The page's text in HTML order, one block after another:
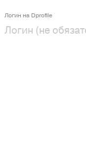
Логин на Dprofile